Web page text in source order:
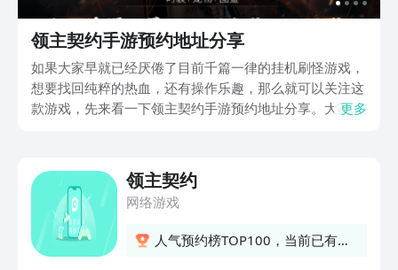
领主契约手游预约地址分享
如果大家早就已经厌倦了目前千篇一律的挂机刷怪游戏，
想要找回纯粹的热血，还有操作乐趣，那么就可以关注这
款游戏，先来看一下领主契约手游预约地址分享。大家可
下接下来介绍的内容。
更多
领主契约
网络游戏
人气预约榜TOP100，当前已有